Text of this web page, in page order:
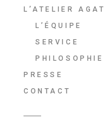
L’ATELIER AGAT
L’ÉQUIPE
SERVICE
PHILOSOPHIE
PRESSE
CONTACT